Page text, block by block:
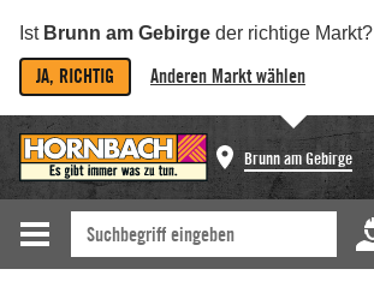
Ist Brunn am Gebirge der richtige Markt?
JA, RICHTIG Anderen Markt wählen
Brunn am Gebirge